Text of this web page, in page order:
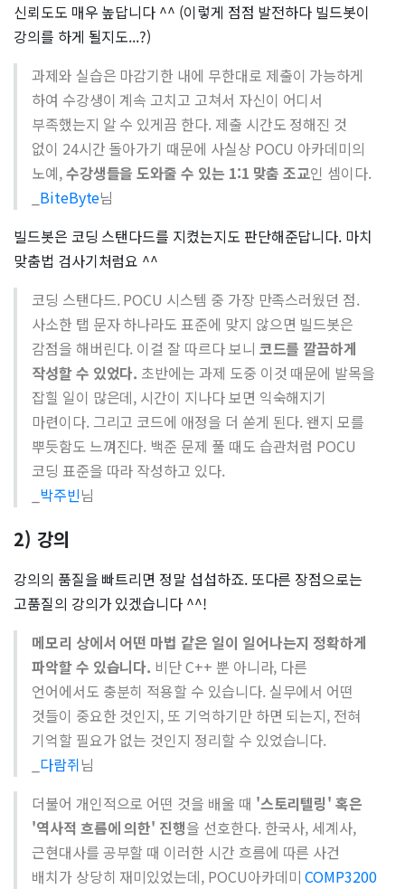
신뢰도도 매우 높답니다 ^^ (이렇게 점점 발전하다 빌드봇이
강의를 하게 될지도...?)
과제와 실습은 마감기한 내에 무한대로 제출이 가능하게
하여 수강생이 계속 고치고 고쳐서 자신이 어디서
부족했는지 알 수 있게끔 한다. 제출 시간도 정해진 것
없이 24시간 돌아가기 때문에 사실상 POCU 아카데미의
노예,수강생들을 도와줄 수 있는 1:1 맞춤 조교인 셈이다.
BiteByte님
빌드봇은 코딩 스탠다드를 지켰는지도 판단해준답니다. 마치
맞춤법 검사기처럼요 ^^
코딩 스탠다드. POCU 시스템 중 가장 만족스러웠던 점.
사소한 탭 문자 하나라도 표준에 맞지 않으면 빌드봇은
감점을 해버린다. 이걸 잘 따르다 보니 코드를 깔끔하게
작성할 수 있었다. 초반에는 과제 도중 이것 때문에 발목을
잡힐 일이 많은데, 시간이 지나다 보면 익숙해지기
마련이다. 그리고 코드에 애정을 더 쏟게 된다. 왠지 모를
뿌듯함도 느껴진다. 백준 문제 풀 때도 습관처럼 POCU
코딩 표준을 따라 작성하고 있다.
박주빈님
2) 강의
강의의 품질을 빠트리면 정말 섭섭하죠. 또다른 장점으로는
고품질의 강의가 있겠습니다 ^^!
메모리 상에서 어떤 마법 같은 일이 일어나는지 정확하게
파악할 수 있습니다. 비단 C++ 뿐 아니라, 다른
언어에서도 충분히 적용할 수 있습니다. 실무에서 어떤
것들이 중요한 것인지, 또 기억하기만 하면 되는지, 전혀
기억할 필요가 없는 것인지 정리할 수 있었습니다.
다람쥐님
더불어 개인적으로 어떤 것을 배울 때 '스토리텔링' 혹은
'역사적 흐름에 의한' 진행을 선호한다. 한국사, 세계사,
근현대사를 공부할 때 이러한 시간 흐름에 따른 사건
배치가 상당히 재미있었는데, POCU아카데미COMP3200